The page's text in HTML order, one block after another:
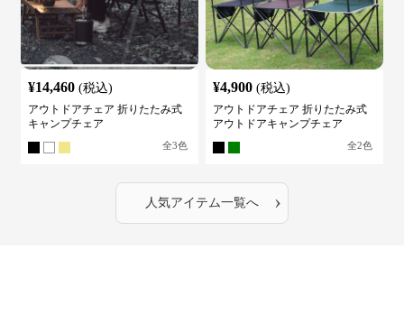
¥14,460 (税込)
アウトドアチェア 折りたたみ式
キャンプチェア
全3色
¥4,900 (税込)
アウトドアチェア 折りたたみ式
アウトドアキャンプチェア
全2色
人気アイテム一覧へ ›